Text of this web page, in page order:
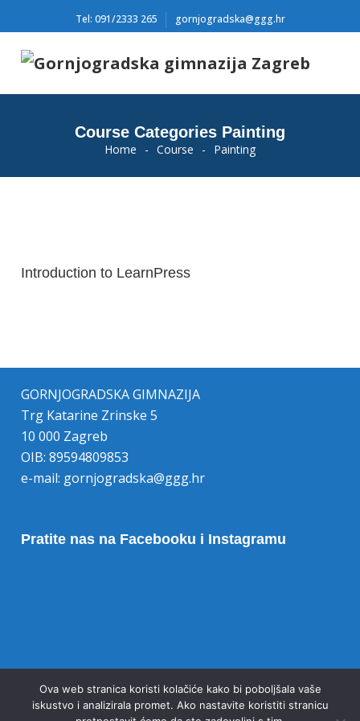
Tel: 091/2333 265 gornjogradska@ggg.hr
Course Categories Painting
Home - Course - Painting
Introduction to LearnPress
GORNJOGRADSKA GIMNAZIJA
Trg Katarine Zrinske 5
10 000 Zagreb
OIB: 89594809853
e-mail: gornjogradska@ggg.hr
Pratite nas na Facebooku i Instagramu
Ova web stranica koristi kolačiće kako bi poboljšala vaše
iskustvo i analizirala promet. Ako nastavite koristiti stranicu